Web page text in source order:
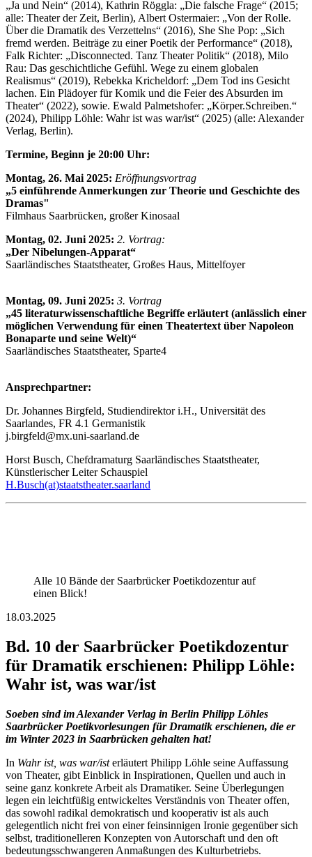
„Ja und Nein“ (2014), Kathrin Röggla: „Die falsche Frage“ (2015;
alle: Theater der Zeit, Berlin), Albert Ostermaier: „Von der Rolle.
Über die Dramatik des Verzettelns“ (2016), She She Pop: „Sich
fremd werden. Beiträge zu einer Poetik der Performance“ (2018),
Falk Richter: „Disconnected. Tanz Theater Politik“ (2018), Milo
Rau: Das geschichtliche Gefühl. Wege zu einem globalen
Realismus“ (2019), Rebekka Kricheldorf: „Dem Tod ins Gesicht
lachen. Ein Plädoyer für Komik und die Feier des Absurden im
Theater“ (2022), sowie. Ewald Palmetshofer: „Körper.Schreiben.“
(2024), Philipp Löhle: Wahr ist was war/ist“ (2025) (alle: Alexander
Verlag, Berlin).
Termine, Beginn je 20:00 Uhr:
Montag, 26. Mai 2025: Eröffnungsvortrag
„5 einführende Anmerkungen zur Theorie und Geschichte des
Dramas"
Filmhaus Saarbrücken, großer Kinosaal
Montag, 02. Juni 2025: 2. Vortrag:
„Der Nibelungen-Apparat“
Saarländisches Staatstheater, Großes Haus, Mittelfoyer
Montag, 09. Juni 2025: 3. Vortrag
„45 literaturwissenschaftliche Begriffe erläutert (anlässlich einer
möglichen Verwendung für einen Theatertext über Napoleon
Bonaparte und seine Welt)“
Saarländisches Staatstheater, Sparte4
Ansprechpartner:
Dr. Johannes Birgfeld, Studiendirektor i.H., Universität des
Saarlandes, FR 4.1 Germanistik
j.birgfeld@mx.uni-saarland.de
Horst Busch, Chefdramaturg Saarländisches Staatstheater,
Künstlerischer Leiter Schauspiel
H.Busch(at)staatstheater.saarland
Alle 10 Bände der Saarbrücker Poetikdozentur auf
einen Blick!
18.03.2025
Bd. 10 der Saarbrücker Poetikdozentur
für Dramatik erschienen: Philipp Löhle:
Wahr ist, was war/ist
Soeben sind im Alexander Verlag in Berlin Philipp Löhles
Saarbrücker Poetikvorlesungen für Dramatik erschienen, die er
im Winter 2023 in Saarbrücken gehalten hat!
In Wahr ist, was war/isterläutert Philipp Löhle seine Auffassung
von Theater, gibt Einblick in Inspirationen, Quellen und auch in
seine ganz konkrete Arbeit als Dramatiker. Seine Überlegungen
legen ein leichtfüßig entwickeltes Verständnis von Theater offen,
das sowohl radikal demokratisch und kooperativ ist als auch
gelegentlich nicht frei von einer feinsinnigen Ironie gegenüber sich
selbst, traditionelleren Konzepten von Autorschaft und den oft
bedeutungsschwangeren Anmaßungen des Kulturbetriebs.